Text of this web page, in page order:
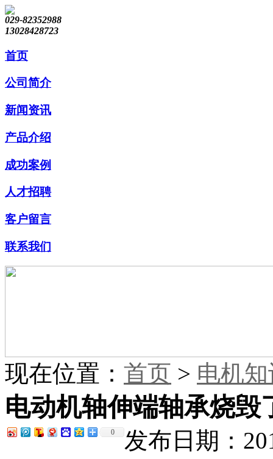
029-82352988
13028428723
首页
公司简介
新闻资讯
产品介绍
成功案例
人才招聘
客户留言
联系我们
现在位置： 首页 > 电机
电动机轴伸端轴承烧毁​
0
发布日期：